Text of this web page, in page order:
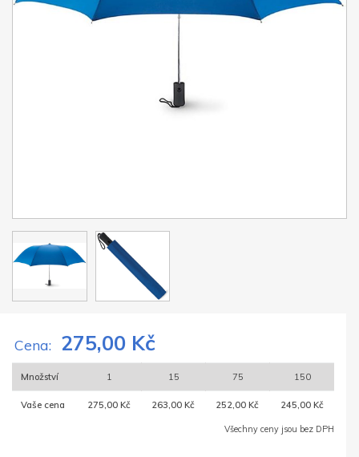
Cena: 275,00 Kč
Množství 1 15 75 150
Vaše cena 275,00 Kč 263,00 Kč 252,00 Kč 245,00 Kč
Všechny ceny jsou bez DPH